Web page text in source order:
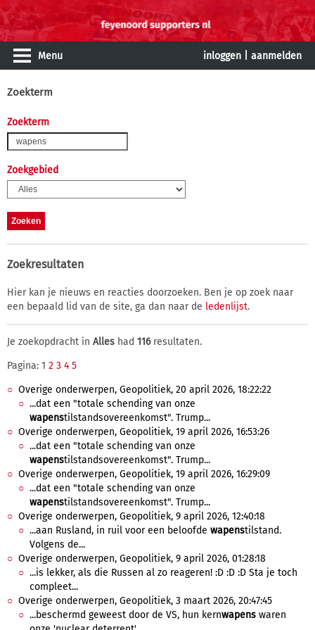
Menu inloggen aanmelden
Zoekterm
Zoekterm
Zoekgebied
Zoekresultaten
Hier kan je nieuws en reacties doorzoeken. Ben je op zoek naar
een bepaald lid van de site, ga dan naar de ledenlijst.
Je zoekopdracht in Alles had 116resultaten.
Pagina: 1 2 3 4 5
Overige onderwerpen, Geopolitiek, 20 april 2026, 18:22:22
...dat een "totale schending van onze
wapenstilstandsovereenkomst". Trump...
Overige onderwerpen, Geopolitiek, 19 april 2026, 16:53:26
...dat een "totale schending van onze
wapenstilstandsovereenkomst". Trump...
Overige onderwerpen, Geopolitiek, 19 april 2026, 16:29:09
...dat een "totale schending van onze
wapenstilstandsovereenkomst". Trump...
Overige onderwerpen, Geopolitiek, 9 april 2026, 12:40:18
...aan Rusland, in ruil voor een beloofde wapenstilstand.
Volgens de...
Overige onderwerpen, Geopolitiek, 9 april 2026, 01:28:18
...is lekker, als die Russen al zo reageren! :D :D :D Sta je toch
compleet...
Overige onderwerpen, Geopolitiek, 3 maart 2026, 20:47:45
...beschermd geweest door de VS, hun kernwapens waren